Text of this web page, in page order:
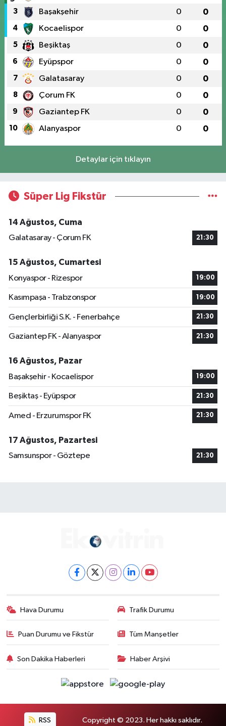
3 Başakşehir 0 0
4 Kocaelispor 0 0
5 Beşiktaş 0 0
6 Eyüpspor 0 0
7 Galatasaray 0 0
8 Çorum FK 0 0
9 Gaziantep FK 0 0
10 Alanyaspor 0 0
Detaylar için tıklayın
Süper Lig Fikstür
14 Ağustos, Cuma
Galatasaray - Çorum FK
21:30
15 Ağustos, Cumartesi
Konyaspor - Rizespor
19:00
Kasımpaşa - Trabzonspor 19:00
Gençlerbirliği S.K. - Fenerbahçe 21:30
Gaziantep FK - Alanyaspor 21:30
16 Ağustos, Pazar
Başakşehir - Kocaelispor
19:00
Beşiktaş - Eyüpspor 21:30
Amed - Erzurumspor FK 21:30
17 Ağustos, Pazartesi
Samsunspor - Göztepe
21:30
Hava Durumu Trafik Durumu
Puan Durumu ve Fikstür Tüm Manşetler
Son Dakika Haberleri Haber Arşivi
RSS Copyright © 2023. Her hakkı saklıdır.